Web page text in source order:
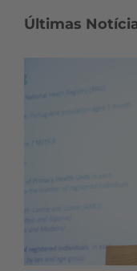
Últimas